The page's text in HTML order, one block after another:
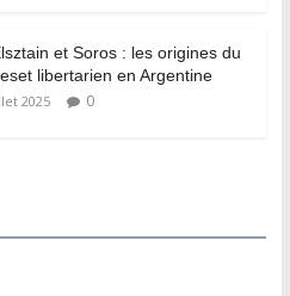
et Soros : les origines du
libertarien en Argentine
2025 0